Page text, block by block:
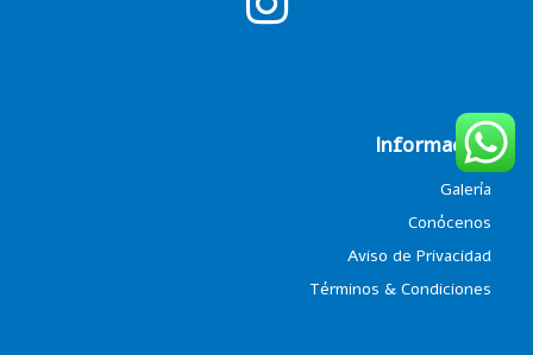
Información
Galería
Conócenos
Aviso de Privacidad
Términos & Condiciones